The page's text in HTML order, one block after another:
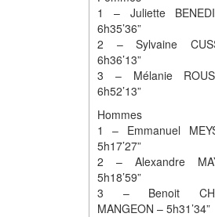
1 – Juliette
6h35’36”
2 – Sylvaine
6h36’13”
3 – Mélanie
6h52’13”
Hommes
1 – Emmanuel
5h17’27”
2 – Alexandre
5h18’59”
3 – Benoit
MANGEON – 5h31’34”